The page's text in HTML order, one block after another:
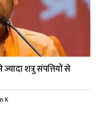
शत्रु संपत्तियों से
K